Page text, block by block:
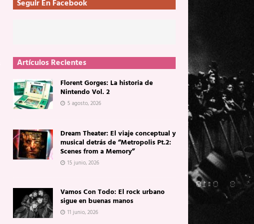
Seguir En Facebook
Artículos Recientes
Florent Gorges: La historia de
Nintendo Vol. 2
5 agosto, 2026
Dream Theater: El viaje conceptual y
musical detrás de “Metropolis Pt.2:
Scenes from a Memory”
15 junio, 2026
Vamos Con Todo: El rock urbano
sigue en buenas manos
11 junio, 2026